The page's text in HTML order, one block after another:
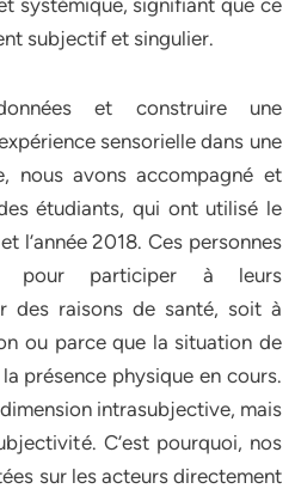
systémique, signifiant que ce
subjectif et singulier.
et construire une
sensorielle dans une
nous avons accompagné et
étudiants, qui ont utilisé le
l’année 2018. Ces personnes
participer à leurs
des raisons de santé, soit à
ou parce que la situation de
présence physique en cours.
intrasubjective, mais
C’est pourquoi, nos
sur les acteurs directement